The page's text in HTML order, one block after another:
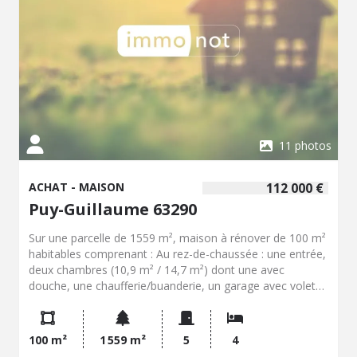
11 photos
112 000 €
ACHAT - MAISON
Puy-Guillaume 63290
Sur une parcelle de 1559 m², maison à rénover de 100 m²
habitables comprenant : Au rez-de-chaussée : une entrée,
deux chambres (10,9 m² / 14,7 m²) dont une avec
douche, une chaufferie/buanderie, un garage avec volet
(14 m²) sur un salon/séjour (22,2 m²), deux chambres
(11,5 m² / 15,3 m²), une salle de bains, WC séparés.
Chauffage central au fioul + poêle à bois. Combles isolés.
100 m² 1 559 m² 5 4